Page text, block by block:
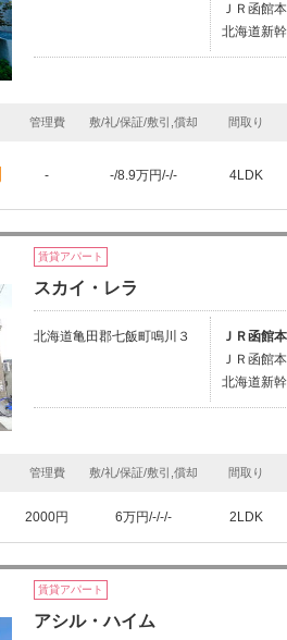
ＪＲ函館
北海道新
管理費 敷/礼/保証/敷引,償却 間取り
- -/8.9万円/-/- 4LDK
賃貸アパート
スカイ・レラ
北海道亀田郡七飯町鳴川３
ＪＲ函館
ＪＲ函館
北海道新
管理費 敷/礼/保証/敷引,償却 間取り
2000円 6万円/-/-/- 2LDK
賃貸アパート
アシル・ハイム